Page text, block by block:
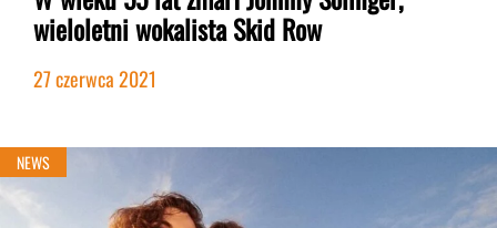
wieloletni wokalista Skid Row
27 czerwca 2021
NEWS